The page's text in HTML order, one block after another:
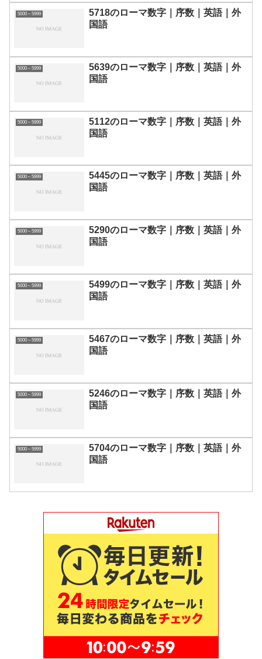
5000～5999
5718のローマ数字｜序数｜英語｜外
国語
5000～5999
5639のローマ数字｜序数｜英語｜外
国語
5000～5999
5112のローマ数字｜序数｜英語｜外
国語
5000～5999
5445のローマ数字｜序数｜英語｜外
国語
5000～5999
5290のローマ数字｜序数｜英語｜外
国語
5000～5999
5499のローマ数字｜序数｜英語｜外
国語
5000～5999
5467のローマ数字｜序数｜英語｜外
国語
5000～5999
5246のローマ数字｜序数｜英語｜外
国語
5000～5999
5704のローマ数字｜序数｜英語｜外
国語